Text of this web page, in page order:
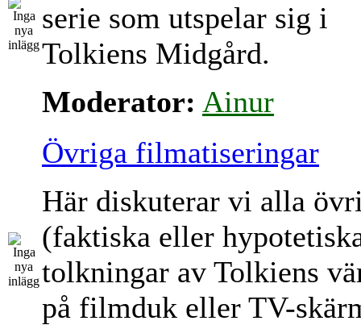
serie som utspelar sig i
Tolkiens Midgård.
Moderator: Ainur
Övriga filmatiseringar
Här diskuterar vi alla
(faktiska eller
tolkningar av Tolkiens
på filmduk eller TV-